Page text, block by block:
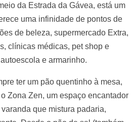
da Estrada da Gávea, está um
uma infinidade de pontos de
de beleza, supermercado Extra,
clínicas médicas, pet shop e
e armarinho.
ter um pão quentinho à mesa,
Zona Zen, um espaço encantador
que mistura padaria,